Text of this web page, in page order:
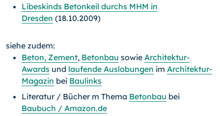
Libeskinds Betonkeil durchs MHM in
Dresden (18.10.2009)
siehe zudem:
Beton, Zement, Betonbau sowie Architektur-
Awards und laufende Auslobungen im Architektur-
Magazin bei Baulinks
Literatur / Bücher m Thema Betonbau bei
Baubuch / Amazon.de